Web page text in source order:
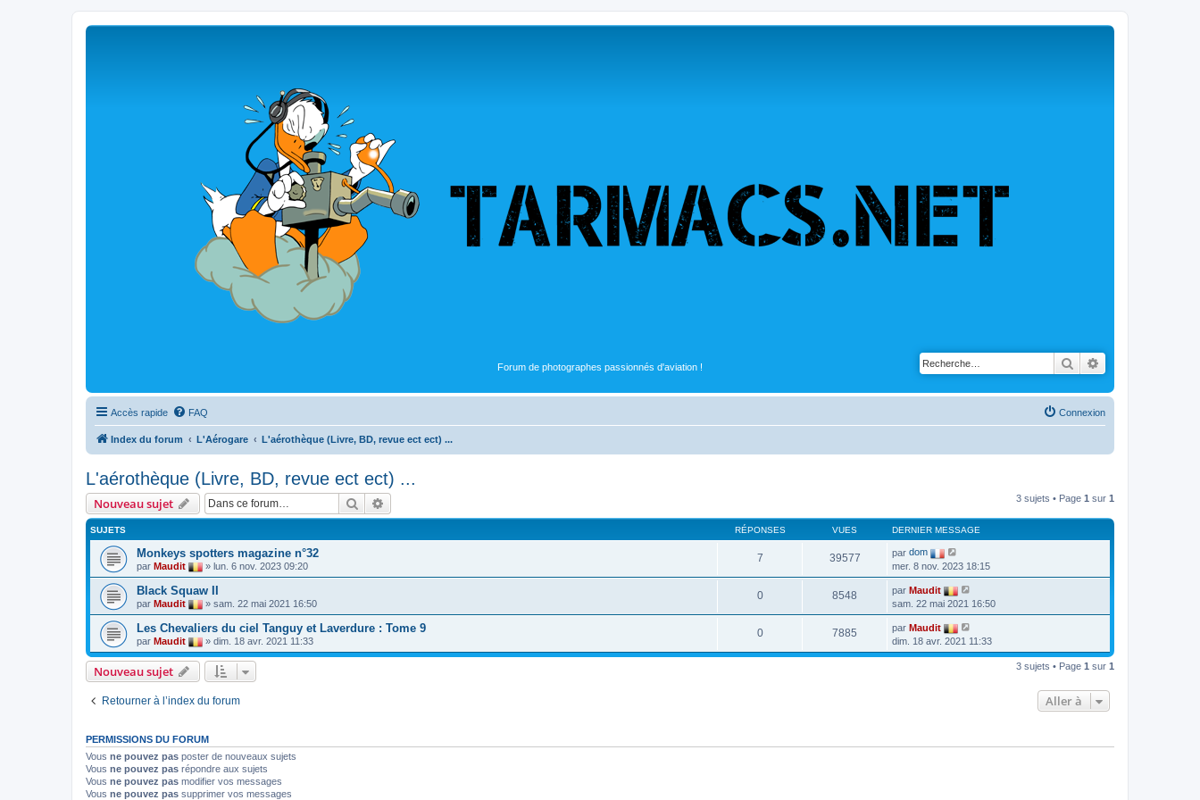
Forum de photographes passionnés d'aviation ! Rechercher
Accès rapide FAQ Connexion
Index du forum L'Aérogare L'aérothèque (Livre, BD, revue ect ect) ...
L'aérothèque (Livre, BD, revue ect ect) ...
Nouveau sujet Rechercher 3 sujets • Page 1 sur 1
SUJETS RÉPONSES VUES DERNIER MESSAGE
Monkeys spotters magazine n°32
par Maudit » lun. 6 nov. 2023 09:20
7 39577 par dom
mer. 8 nov. 2023 18:15
Black Squaw II
par Maudit » sam. 22 mai 2021 16:50
0 8548 par Maudit
sam. 22 mai 2021 16:50
Les Chevaliers du ciel Tanguy et Laverdure : Tome 9
par Maudit » dim. 18 avr. 2021 11:33
0 7885 par Maudit
dim. 18 avr. 2021 11:33
Nouveau sujet 3 sujets • Page 1 sur 1
Retourner à l’index du forum Aller à
PERMISSIONS DU FORUM
Vous ne pouvez pas poster de nouveaux sujets
Vous ne pouvez pas répondre aux sujets
Vous ne pouvez pas modifier vos messages
Vous ne pouvez pas supprimer vos messages